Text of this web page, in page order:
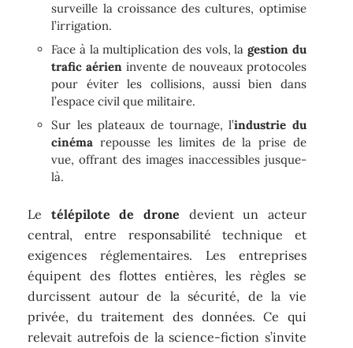
surveille la croissance des cultures, optimise
l’irrigation.
Face à la multiplication des vols, la gestion du
trafic aérien invente de nouveaux protocoles
pour éviter les collisions, aussi bien dans
l’espace civil que militaire.
Sur les plateaux de tournage, l’industrie du
cinéma repousse les limites de la prise de
vue, offrant des images inaccessibles jusque-
là.
Le télépilote de drone devient un acteur
central, entre responsabilité technique et
exigences réglementaires. Les entreprises
équipent des flottes entières, les règles se
durcissent autour de la sécurité, de la vie
privée, du traitement des données. Ce qui
relevait autrefois de la science-fiction s’invite